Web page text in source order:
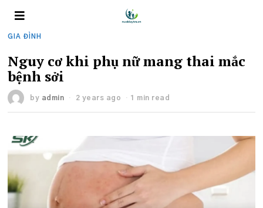
GIA ĐÌNH
Nguy cơ khi phụ nữ mang thai mắc
bệnh sởi
by admin 2 years ago 1 min read